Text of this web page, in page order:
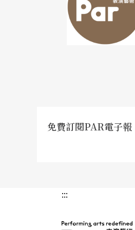
免費訂閱PAR電子報
:::